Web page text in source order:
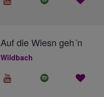
Auf die Wiesn geh´n
Wildbach